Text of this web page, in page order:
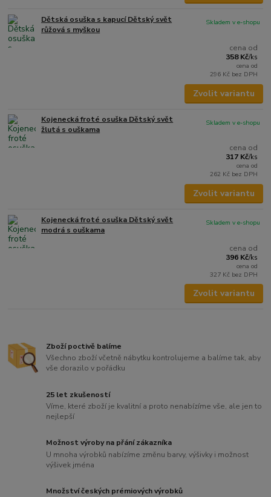
Dětská osuška s kapucí Dětský svět
růžová s myškou
cena od
358 Kč/ks
cena od
296 Kč bez DPH
Skladem v e-shopu
Zvolit variantu
Kojenecká froté osuška Dětský svět
žlutá s ouškama
cena od
317 Kč/ks
cena od
262 Kč bez DPH
Skladem v e-shopu
Zvolit variantu
Kojenecká froté osuška Dětský svět
modrá s ouškama
cena od
396 Kč/ks
cena od
327 Kč bez DPH
Skladem v e-shopu
Zvolit variantu
Zboží poctivě balíme
Všechno zboží včetně nábytku kontrolujeme a balíme tak, aby
vše dorazilo v pořádku
25 let zkušeností
Víme, které zboží je kvalitní a proto nenabízíme vše, ale jen to
nejlepší
Možnost výroby na přání zákazníka
U mnoha výrobků nabízíme změnu barvy, výšivky i možnost
výšivek jména
Množství českých prémiových výrobků